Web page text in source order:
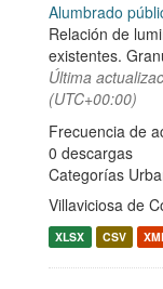
Alumbrado
Relación de
existentes.
Última
(UTC+00:00)
Frecuencia de
0 descargas
Categorías
Villaviciosa de
XLSX CSV